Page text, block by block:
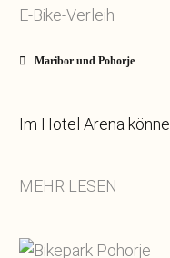
E-Bike-Verleih
Maribor und Pohorje
Im Hotel Arena
MEHR LESEN